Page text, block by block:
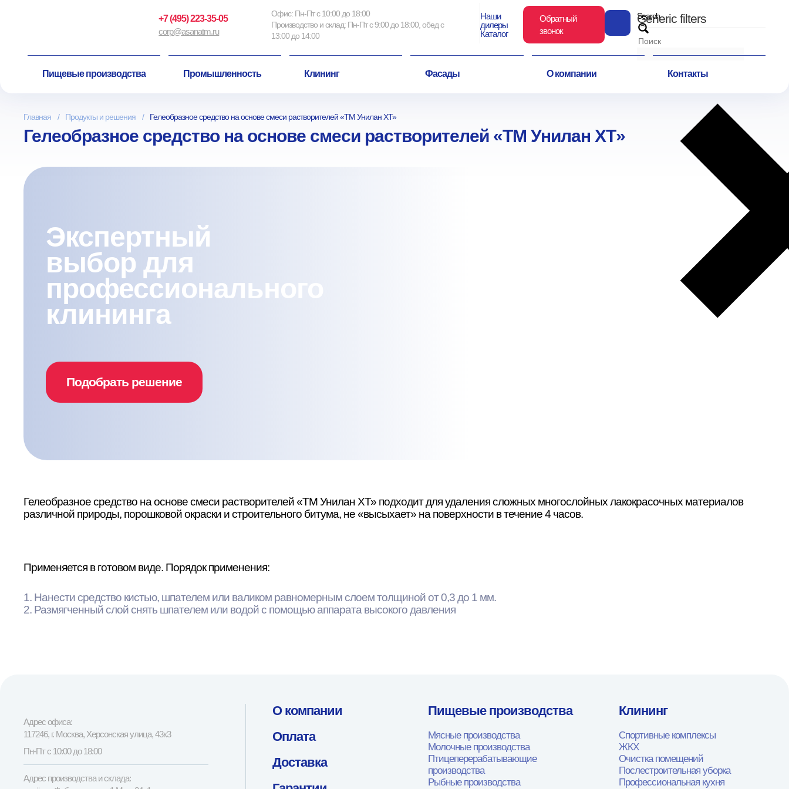
+7 (495) 223-35-05
corp@asanatm.ru
Офис: Пн-Пт с 10:00 до 18:00
Производство и склад: Пн-Пт с 9:00 до 18:00, обед с
13:00 до 14:00
Наши
дилеры
Каталог
Обратный
звонок
Search
Generic filters
Пищевые производства Промышленность Клининг Фасады О компании Контакты
Главная Продукты и решения Гелеобразное средство на основе смеси растворителей «ТМ Унилан ХТ»
Гелеобразное средство на основе смеси растворителей «ТМ Унилан ХТ»
Экспертный
выбор для
профессионального
клининга
Подобрать решение
Гелеобразное средство на основе смеси растворителей «ТМ Унилан ХТ» подходит для удаления сложных многослойных лакокрасочных материалов
различной природы, порошковой окраски и строительного битума, не «высыхает» на поверхности в течение 4 часов.
Применяется в готовом виде. Порядок применения:
1. Нанести средство кистью, шпателем или валиком равномерным слоем толщиной от 0,3 до 1 мм.
2. Размягченный слой снять шпателем или водой с помощью аппарата высокого давления
Адрес офиса:
117246, г. Москва, Херсонская улица, 43к3
Пн-Пт с 10:00 до 18:00
Адрес производства и склада:
О компании
Оплата
Доставка
Пищевые производства
Мясные производства
Молочные производства
Птицеперерабатывающие
производства
Рыбные производства
Клининг
Спортивные комплексы
ЖКХ
Очистка помещений
Послестроительная уборка
Профессиональная кухня